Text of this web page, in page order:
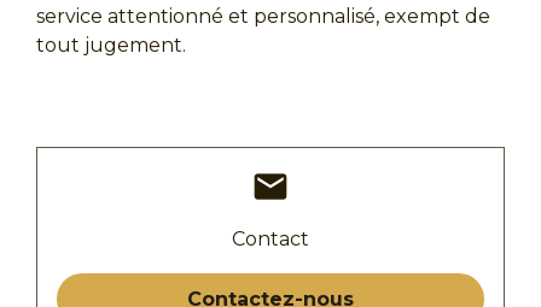
service attentionné et personnalisé, exempt de
tout jugement.
mail
Contact
Contactez-nous